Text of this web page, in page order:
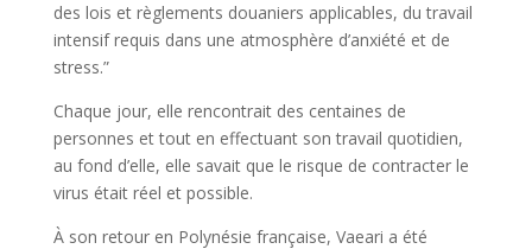
des lois et règlements douaniers applicables, du travail
intensif requis dans une atmosphère d’anxiété et de
stress.”
Chaque jour, elle rencontrait des centaines de
personnes et tout en effectuant son travail quotidien,
au fond d’elle, elle savait que le risque de contracter le
virus était réel et possible.
À son retour en Polynésie française, Vaeari a été